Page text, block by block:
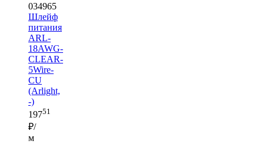
034965
Шлейф
питания
ARL-
18AWG-
CLEAR-
5Wire-
CU
(Arlight,
-)
19751
₽/
м